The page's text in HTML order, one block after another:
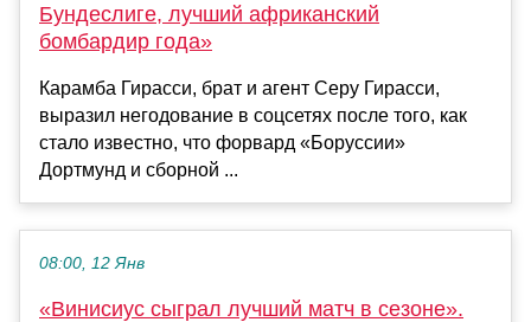
Бундеслиге, лучший африканский
бомбардир года»
Карамба Гирасси, брат и агент Серу Гирасси,
выразил негодование в соцсетях после того, как
стало известно, что форвард «Боруссии»
Дортмунд и сборной ...
08:00, 12 Янв
«Винисиус сыграл лучший матч в сезоне».